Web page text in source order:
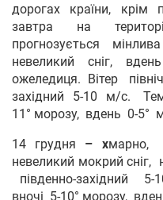
дорогах країни, крім
завтра на
прогнозується
невеликий сніг,
ожеледиця. Вітер
західний 5-10 м/с.
11° морозу, вдень 0-5°
14 грудня – хмарно,
невеликий мокрий
південно-західний
вночі 5-10° морозу,